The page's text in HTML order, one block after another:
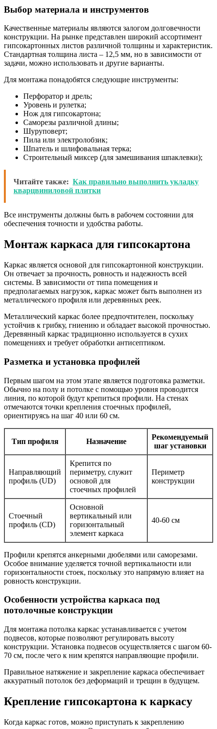
Выбор материала и инструментов
Качественные материалы являются залогом долговечности
конструкции. На рынке представлен широкий ассортимент
гипсокартонных листов различной толщины и характеристик.
Стандартная толщина листа – 12,5 мм, но в зависимости от
задачи, можно использовать и другие варианты.
Для монтажа понадобятся следующие инструменты:
Перфоратор и дрель;
Уровень и рулетка;
Нож для гипсокартона;
Саморезы различной длины;
Шуруповерт;
Пила или электролобзик;
Шпатель и шлифовальная терка;
Строительный миксер (для замешивания шпаклевки);
Читайте также: Как правильно выполнить укладку
кварцвиниловой плитки
Все инструменты должны быть в рабочем состоянии для
обеспечения точности и удобства работы.
Монтаж каркаса для гипсокартона
Каркас является основой для гипсокартонной конструкции.
Он отвечает за прочность, ровность и надежность всей
системы. В зависимости от типа помещения и
предполагаемых нагрузок, каркас может быть выполнен из
металлического профиля или деревянных реек.
Металлический каркас более предпочтителен, поскольку
устойчив к грибку, гниению и обладает высокой прочностью.
Деревянный каркас традиционно используется в сухих
помещениях и требует обработки антисептиком.
Разметка и установка профилей
Первым шагом на этом этапе является подготовка разметки.
Обычно на полу и потолке с помощью уровня проводится
линия, по которой будут крепиться профили. На стенах
отмечаются точки крепления стоечных профилей,
ориентируясь на шаг 40 или 60 см.
Тип профиля Назначение
Рекомендуемый
шаг установки
Направляющий
профиль (UD)
Крепится по
периметру, служит
основой для
стоечных профилей
Периметр
конструкции
Стоечный
профиль (CD)
Основной
вертикальный или
горизонтальный
элемент каркаса
40-60 см
Профили крепятся анкерными дюбелями или саморезами.
Особое внимание уделяется точной вертикальности или
горизонтальности стоек, поскольку это напрямую влияет на
ровность конструкции.
Особенности устройства каркаса под
потолочные конструкции
Для монтажа потолка каркас устанавливается с учетом
подвесов, которые позволяют регулировать высоту
конструкции. Установка подвесов осуществляется с шагом 60-
70 см, после чего к ним крепятся направляющие профили.
Правильное натяжение и закрепление каркаса обеспечивает
аккуратный потолок без деформаций и трещин в будущем.
Крепление гипсокартона к каркасу
Когда каркас готов, можно приступать к закреплению